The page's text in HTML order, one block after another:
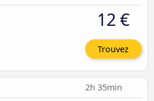
12 €
Trouvez
2h 35min